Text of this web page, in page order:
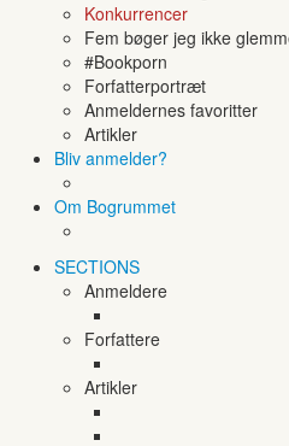
Konkurrencer
Fem bøger jeg ikke
#Bookporn
Forfatterportræt
Anmeldernes favoritter
Artikler
Bliv anmelder?
Om Bogrummet
SECTIONS
Anmeldere
Forfattere
Artikler